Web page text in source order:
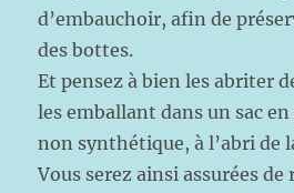
d’embauchoir, afin de
des bottes.
Et pensez à bien les abriter
les emballant dans un sac
non synthétique, à l’abri de
Vous serez ainsi assurées